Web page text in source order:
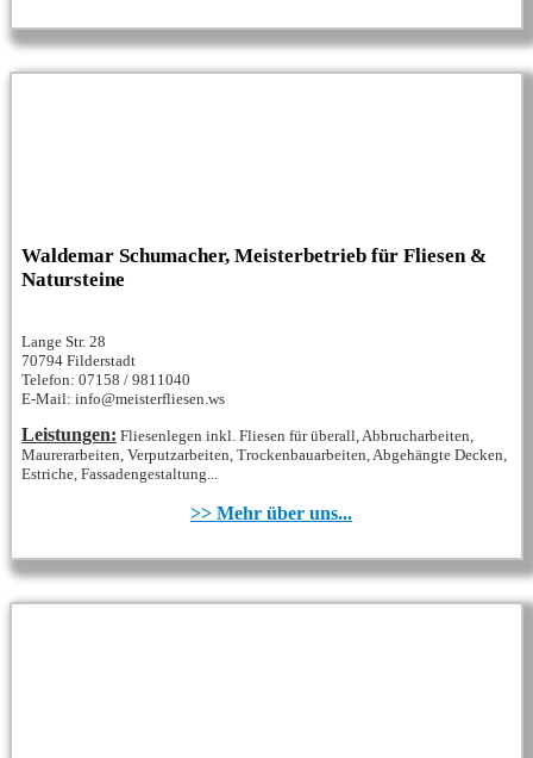
Waldemar Schumacher, Meisterbetrieb für Fliesen &
Natursteine
Lange Str. 28
70794 Filderstadt
Telefon: 07158 / 9811040
E-Mail: info@meisterfliesen.ws
Leistungen: Fliesenlegen inkl. Fliesen für überall, Abbrucharbeiten,
Maurerarbeiten, Verputzarbeiten, Trockenbauarbeiten, Abgehängte Decken,
Estriche, Fassadengestaltung...
>> Mehr über uns...